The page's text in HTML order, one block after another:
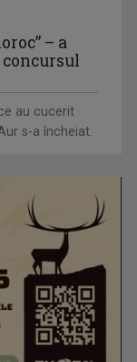
– a
au cucerit
s-a încheiat.